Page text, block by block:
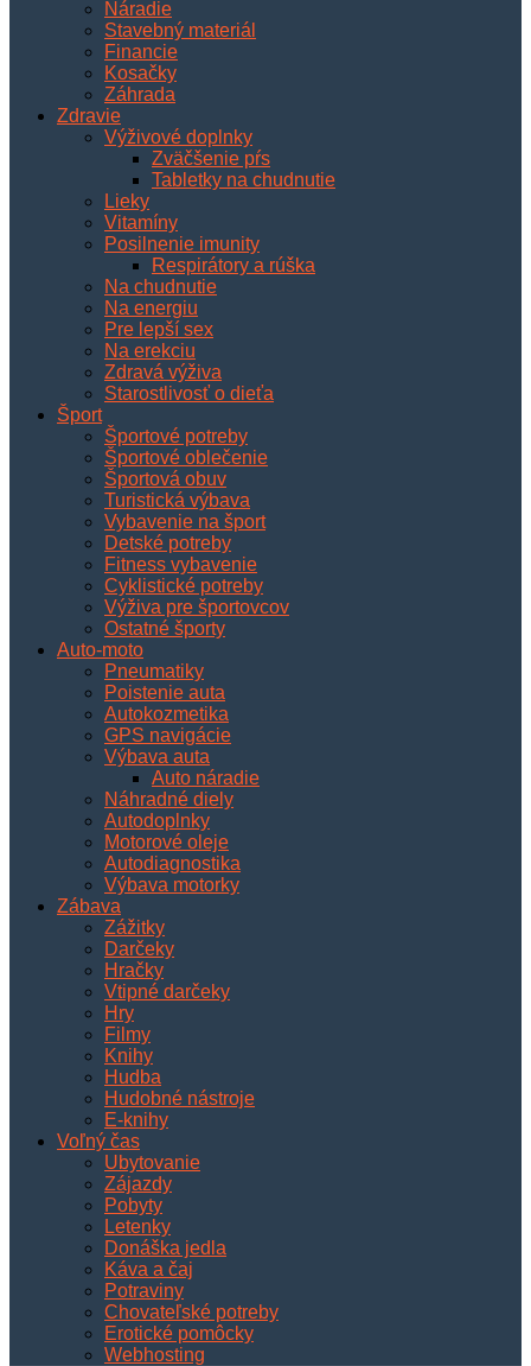
Náradie
Stavebný materiál
Financie
Kosačky
Záhrada
Zdravie
Výživové doplnky
Zväčšenie pŕs
Tabletky na chudnutie
Lieky
Vitamíny
Posilnenie imunity
Respirátory a rúška
Na chudnutie
Na energiu
Pre lepší sex
Na erekciu
Zdravá výživa
Starostlivosť o dieťa
Šport
Športové potreby
Športové oblečenie
Športová obuv
Turistická výbava
Vybavenie na šport
Detské potreby
Fitness vybavenie
Cyklistické potreby
Výživa pre športovcov
Ostatné športy
Auto-moto
Pneumatiky
Poistenie auta
Autokozmetika
GPS navigácie
Výbava auta
Auto náradie
Náhradné diely
Autodoplnky
Motorové oleje
Autodiagnostika
Výbava motorky
Zábava
Zážitky
Darčeky
Hračky
Vtipné darčeky
Hry
Filmy
Knihy
Hudba
Hudobné nástroje
E-knihy
Voľný čas
Ubytovanie
Zájazdy
Pobyty
Letenky
Donáška jedla
Káva a čaj
Potraviny
Chovateľské potreby
Erotické pomôcky
Webhosting